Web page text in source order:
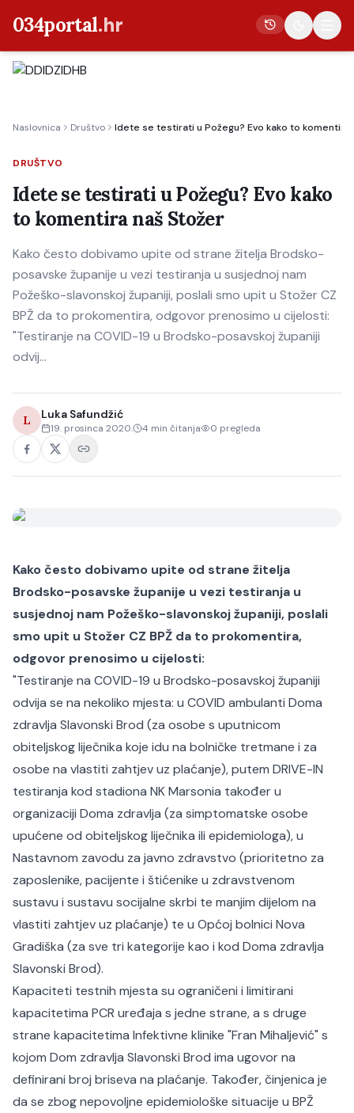
034portal.hr
Crna kronika
Poljoprivreda
Politika
Gospodarstvo
Kultura
Sport
Naslovnica Društvo Idete se testirati u Požegu? Evo kako to komentira
DRUŠTVO
Idete se testirati u Požegu? Evo kako
to komentira naš Stožer
Kako često dobivamo upite od strane žitelja Brodsko-
posavske županije u vezi testiranja u susjednoj nam
Požeško-slavonskoj županiji, poslali smo upit u Stožer CZ
BPŽ da to prokomentira, odgovor prenosimo u cijelosti:
"Testiranje na COVID-19 u Brodsko-posavskoj županiji
odvij…
L Luka Safundžić
19. prosinca 2020. 4 min čitanja 0 pregleda
Kako često dobivamo upite od strane žitelja
Brodsko-posavske županije u vezi testiranja u
susjednoj nam Požeško-slavonskoj županiji, poslali
smo upit u Stožer CZ BPŽ da to prokomentira,
odgovor prenosimo u cijelosti:
"Testiranje na COVID-19 u Brodsko-posavskoj županiji
odvija se na nekoliko mjesta: u COVID ambulanti Doma
zdravlja Slavonski Brod (za osobe s uputnicom
obiteljskog liječnika koje idu na bolničke tretmane i za
osobe na vlastiti zahtjev uz plaćanje), putem DRIVE-IN
testiranja kod stadiona NK Marsonia također u
organizaciji Doma zdravlja (za simptomatske osobe
upućene od obiteljskog liječnika ili epidemiologa), u
Nastavnom zavodu za javno zdravstvo (prioritetno za
zaposlenike, pacijente i štićenike u zdravstvenom
sustavu i sustavu socijalne skrbi te manjim dijelom na
vlastiti zahtjev uz plaćanje) te u Općoj bolnici Nova
Gradiška (za sve tri kategorije kao i kod Doma zdravlja
Slavonski Brod).
Kapaciteti testnih mjesta su ograničeni i limitirani
kapacitetima PCR uređaja s jedne strane, a s druge
strane kapacitetima Infektivne klinike "Fran Mihaljević" s
kojom Dom zdravlja Slavonski Brod ima ugovor na
definirani broj briseva na plaćanje. Također, činjenica je
da se zbog nepovoljne epidemiološke situacije u BPŽ